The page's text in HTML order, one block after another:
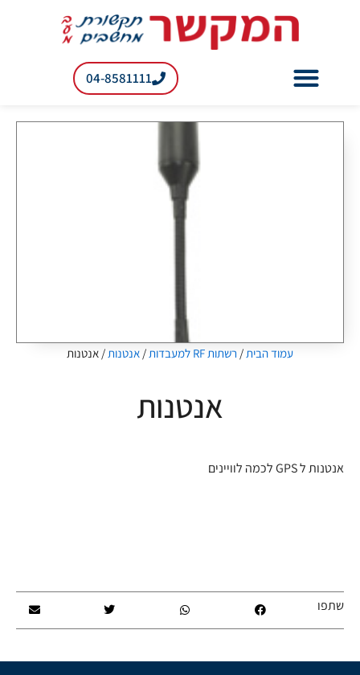
04-8581111
עמוד הבית / רשתות RF למעבדות / אנטנות / אנטנות
אנטנות
אנטנות ל GPS לכמה לוויינים
שתפו